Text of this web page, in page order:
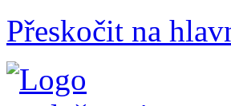
Přeskočit na